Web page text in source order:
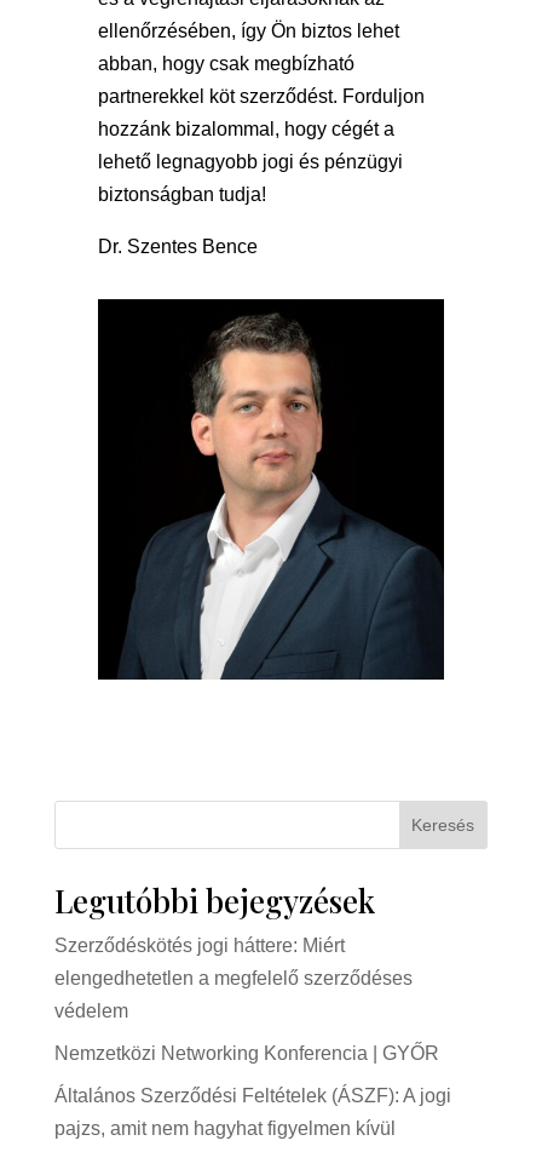
ellenőrzésében, így Ön biztos lehet
abban, hogy csak megbízható
partnerekkel köt szerződést. Forduljon
hozzánk bizalommal, hogy cégét a
lehető legnagyobb jogi és pénzügyi
biztonságban tudja!
Dr. Szentes Bence
Keresés
Legutóbbi bejegyzések
Szerződéskötés jogi háttere: Miért
elengedhetetlen a megfelelő szerződéses
védelem
Nemzetközi Networking Konferencia | GYŐR
Általános Szerződési Feltételek (ÁSZF): A jogi
pajzs, amit nem hagyhat figyelmen kívül